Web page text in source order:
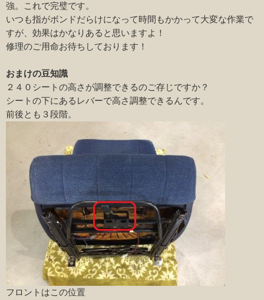
強。これで完璧です。
いつも指がボンドだらけになって時間もかかって大変な作業で
すが、効果はかなりあると思いますよ！
修理のご用命お待ちしております！
おまけの豆知識
２４０シートの高さが調整できるのご存じですか？
シートの下にあるレバーで高さ調整できるんです。
前後とも３段階。
フロントはこの位置